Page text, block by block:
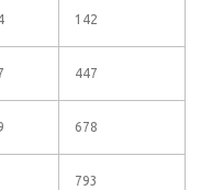
142
447
678
793